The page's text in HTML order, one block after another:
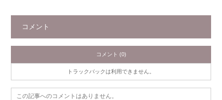
コメント
コメント (0)
トラックバックは利用できません。
この記事へのコメントはありません。